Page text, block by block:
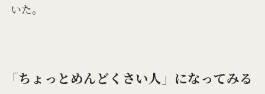
いた。
「ちょっとめんどくさい人」になってみる